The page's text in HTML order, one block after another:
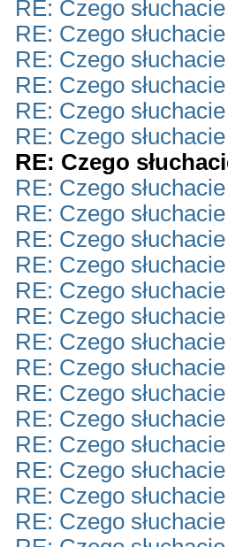
RE: Czego
RE: Czego
RE: Czego
RE: Czego
RE: Czego
RE: Czego
RE: Czego
RE: Czego
RE: Czego
RE: Czego
RE: Czego
RE: Czego
RE: Czego
RE: Czego
RE: Czego
RE: Czego
RE: Czego
RE: Czego
RE: Czego
RE: Czego
RE: Czego